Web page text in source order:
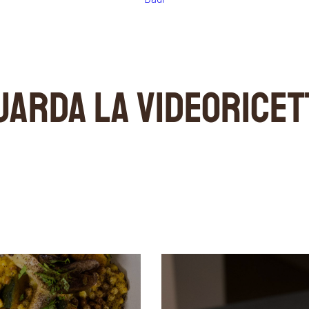
LA